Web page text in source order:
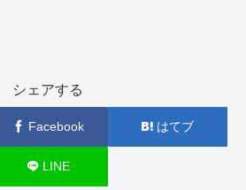
シェアする
Facebook はてブ
LINE